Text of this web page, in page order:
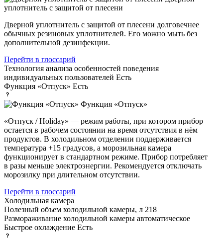
уплотнитель с защитой от плесени
Дверной уплотнитель с защитой от плесени долговечнее
обычных резиновых уплотнителей. Его можно мыть без
дополнительной дезинфекции.
Перейти в глоссарий
Технология анализа особенностей поведения
индивидуальных пользователей Есть
Функция «Отпуск» Есть
Функция «Отпуск»
«Отпуск / Holiday» — режим работы, при котором прибор
остается в рабочем состоянии на время отсутствия в нём
продуктов. В холодильном отделении поддерживается
температура +15 градусов, а морозильная камера
функционирует в стандартном режиме. Прибор потребляет
в разы меньше электроэнергии. Рекомендуется отключать
морозилку при длительном отсутствии.
Перейти в глоссарий
Холодильная камера
Полезный объем холодильной камеры, л 218
Размораживание холодильной камеры автоматическое
Быстрое охлаждение Есть